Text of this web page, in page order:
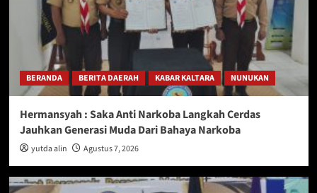
BERANDA BERITA DAERAH KABAR KALTARA NUNUKAN
Hermansyah : Saka Anti Narkoba Langkah Cerdas
Jauhkan Generasi Muda Dari Bahaya Narkoba
yutda alin Agustus 7, 2026